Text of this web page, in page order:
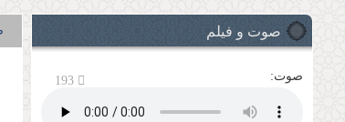
صوت و فیلم
صوت: 193